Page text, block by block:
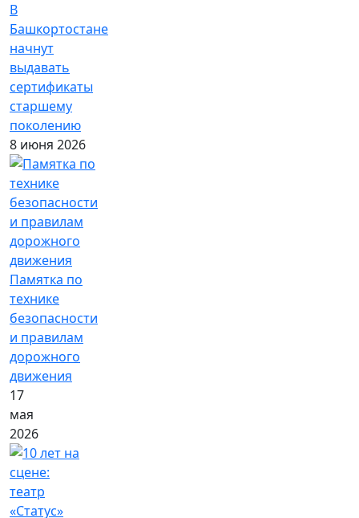
В
Башкортостане
начнут
выдавать
сертификаты
старшему
поколению
8 июня 2026
Памятка по
технике
безопасности
и правилам
дорожного
движения
17
мая
2026